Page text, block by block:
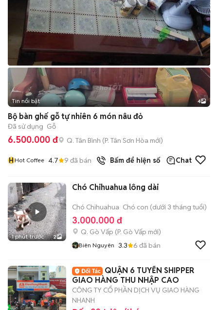
Tin nổi bật 4
Bộ bàn ghế gỗ tự nhiên 6 món nâu đỏ
Đã sử dụng Gỗ
6.500.000 đ Q. Tân Bình (P. Tân Sơn Hòa mới)
HHot Coffee 4.7 9 đã bán Bấm để hiện số Chat
1 phút trước 2
Chó Chihuahua lông dài
Chó Chihuahua Chó con (dưới 3 tháng tuổi)
3.000.000 đ
Q. Gò Vấp (P. Gò Vấp mới)
Biên Nguyên 3.3 6 đã bán
QUẬN 6 TUYỂN SHIPPER
GIAO HÀNG THU NHẬP CAO
CÔNG TY CỔ PHẦN DỊCH VỤ GIAO HÀNG
NHANH